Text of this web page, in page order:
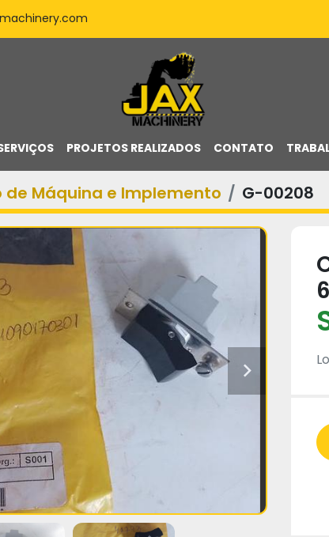
SERVIÇOS PROJETOS REALIZADOS CONTATO
de Máquina e Implemento G-00208